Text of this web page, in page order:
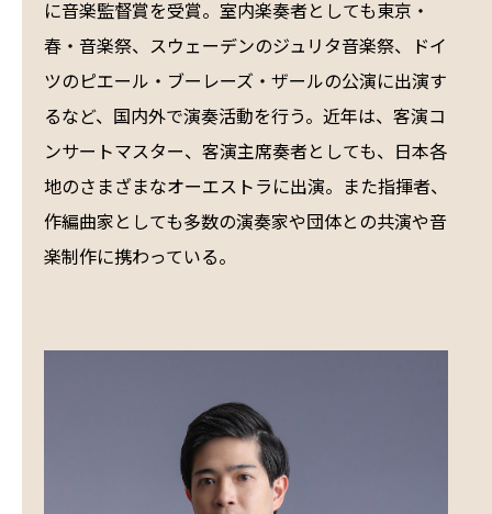
に音楽監督賞を受賞。室内楽奏者としても東京・
春・音楽祭、スウェーデンのジュリタ音楽祭、ドイ
ツのピエール・ブーレーズ・ザールの公演に出演す
るなど、国内外で演奏活動を行う。近年は、客演コ
ンサートマスター、客演主席奏者としても、日本各
地のさまざまなオーエストラに出演。また指揮者、
作編曲家としても多数の演奏家や団体との共演や音
楽制作に携わっている。